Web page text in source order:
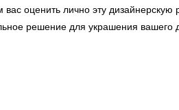
оценить лично эту дизайнерскую
решение для украшения вашего